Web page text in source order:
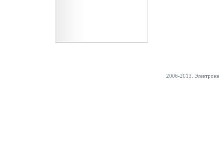
2006-2013.